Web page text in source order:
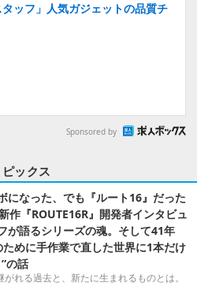
タッフ」人気ガジェットの品質チ
Sponsored by
ピックス
になった、でも『ルート16』だった
作『ROUTE16R』開発者インタビュ
が語るシリーズの魂。そして41年
めに手作業で直した世界に1本だけ
の話
れる過去と、新たに生まれるものとは。